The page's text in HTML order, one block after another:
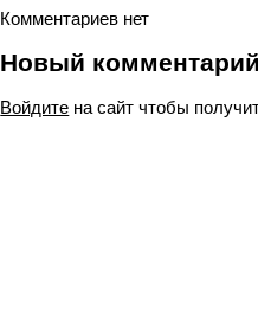
Комментариев нет
Новый
Войдите на сайт чтобы